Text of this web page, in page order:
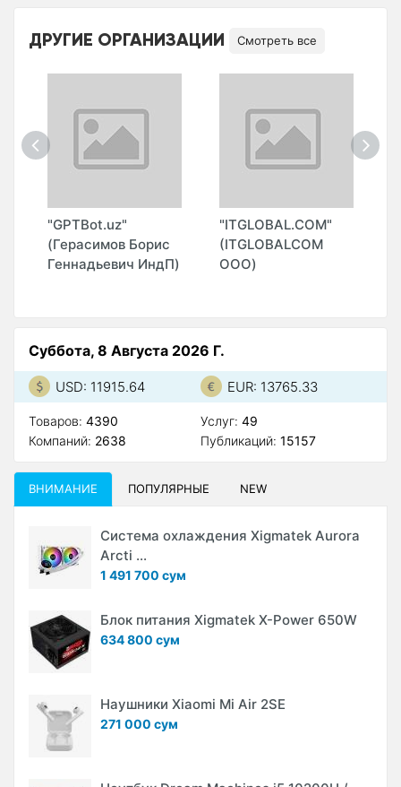
ДРУГИЕ ОРГАНИЗАЦИИ Смотреть все
"GPTBot.uz"
(Герасимов Борис
Геннадьевич ИндП)
"ITGLOBAL.COM"
(ITGLOBALCOM
ООО)
Суббота, 8 Августа 2026 Г.
USD: 11915.64 EUR: 13765.33
Товаров: 4390
Компаний: 2638
Услуг: 49
Публикаций: 15157
ВНИМАНИЕ ПОПУЛЯРНЫЕ NEW
Система охлаждения Xigmatek Aurora
Arcti ...
1 491 700 сум
Блок питания Xigmatek X-Power 650W
634 800 сум
Наушники Xiaomi Mi Air 2SE
271 000 сум